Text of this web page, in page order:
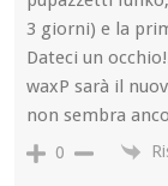
3 giorni) e la
Dateci un
waxP sarà il
non sembra
0